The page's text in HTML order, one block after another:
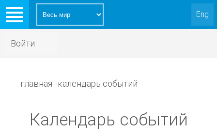
Eng
Войти
главная | календарь событий
Календарь событий